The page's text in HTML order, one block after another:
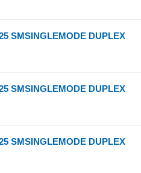
SMSINGLEMODE DUPLEX
SMSINGLEMODE DUPLEX
SMSINGLEMODE DUPLEX